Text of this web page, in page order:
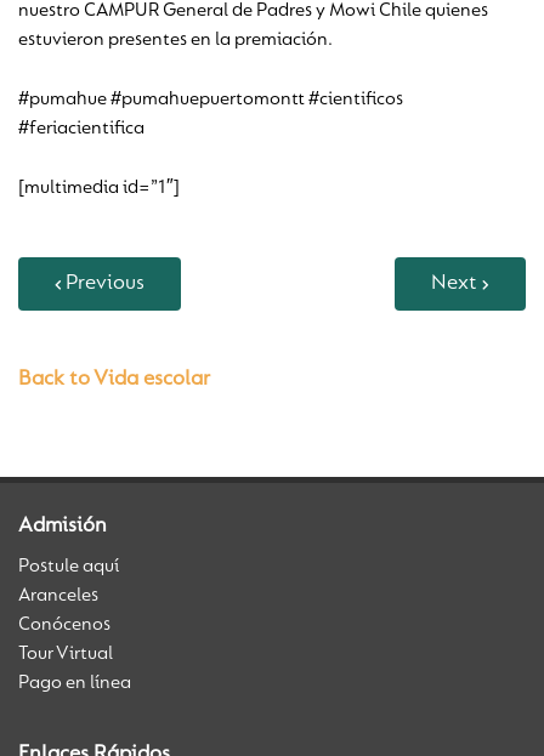
nuestro CAMPUR General de Padres y Mowi Chile quienes
estuvieron presentes en la premiación.
#pumahue #pumahuepuertomontt #cientificos
#feriacientifica
[multimedia id=”1″]
Previous Next
Back to Vida escolar
Admisión
Postule aquí
Aranceles
Conócenos
Tour Virtual
Pago en línea